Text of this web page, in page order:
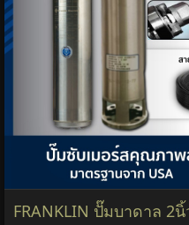
FRANKLIN ปั๊มบาดาล 2